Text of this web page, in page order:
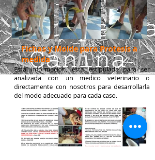
Fichas y Molde para Protesis a
medida
Esta informacion, esta estipulada para ser
analizada con un medico veterinario o
directamente con nosotros para desarrollarla
del modo adecuado para cada caso.